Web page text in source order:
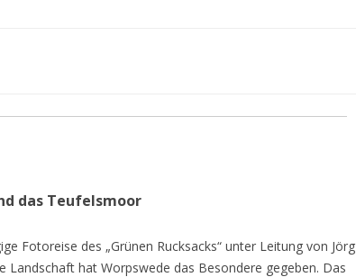
das Teufelsmoor
Fotoreise des „Grünen Rucksacks“ unter Leitung von Jörg
Landschaft hat Worpswede das Besondere gegeben. Das